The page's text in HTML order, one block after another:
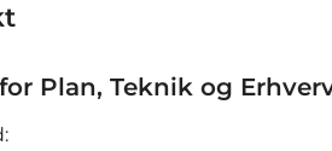
Plan, Teknik og